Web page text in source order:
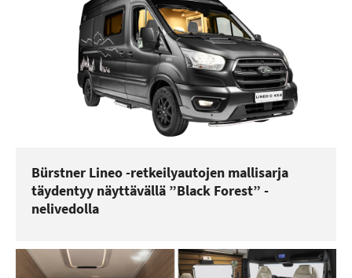
Bürstner Lineo -retkeilyautojen mallisarja
täydentyy näyttävällä ”Black Forest” -
nelivedolla